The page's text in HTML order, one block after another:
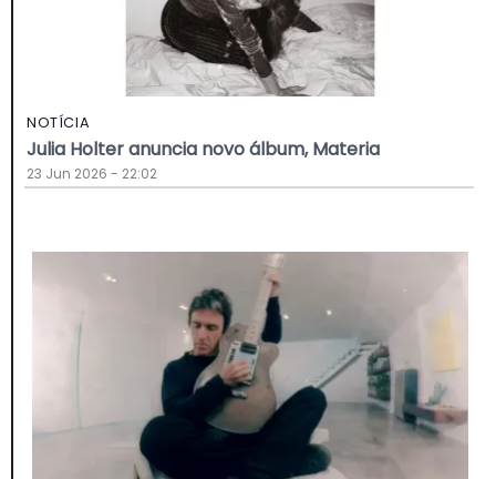
NOTÍCIA
Julia Holter anuncia novo álbum, Materia
23 Jun 2026 - 22:02